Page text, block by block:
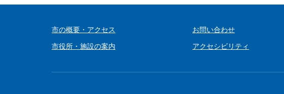
市の概要・アクセス
市役所・施設の案内
お問い合わせ
アクセシビリティ